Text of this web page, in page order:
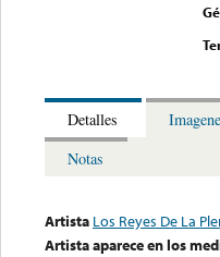
Detalles
Notas
Artista Los Reyes De La
Artista aparece en los